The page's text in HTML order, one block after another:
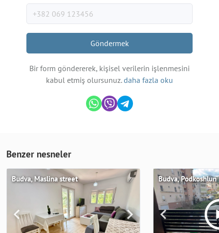
Göndermek
Bir form göndererek, kişisel verilerin işlenmesini
kabul etmiş olursunuz.daha fazla oku
Benzer nesneler
Budva, Maslina street Budva, Podkoshlun